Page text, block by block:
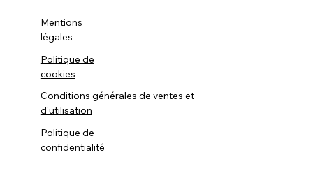
Mentions
légales
Politique de
cookies
Conditions générales de ventes et
d'utilisation
Politique de
confidentialité